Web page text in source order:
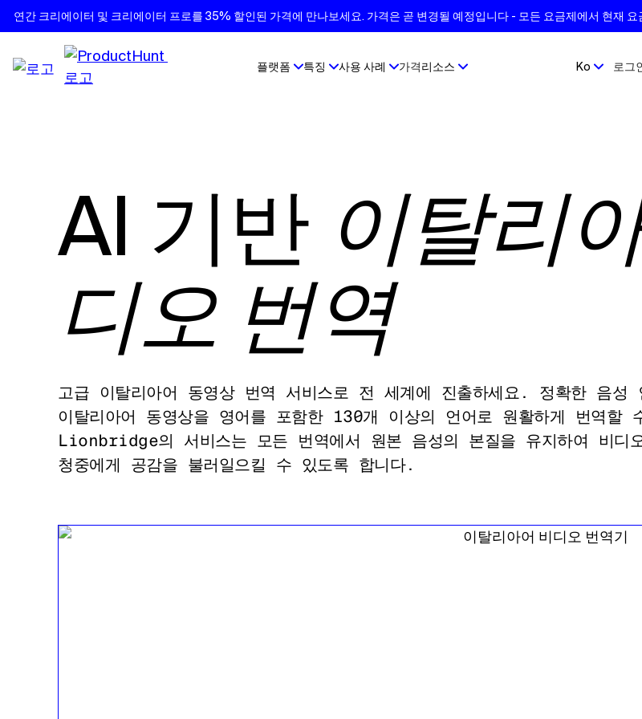
연간 크리에이터 및 크리에이터 프로를 35% 할인된 가격에 만나보세요. 가격은 곧 변경될 예정입니다 - 모든 요금제에서 현재 요
플랫폼 특징 사용 사례 가격리소스 Ko 로그
AI 기반 이탈리
디오 번역
고급 이탈리아어 동영상 번역 서비스로 전 세계에 진출하세요. 정확한 음성
이탈리아어 동영상을 영어를 포함한 130개 이상의 언어로 원활하게 번역할
Lionbridge의 서비스는 모든 번역에서 원본 음성의 본질을 유지하여 비디
청중에게 공감을 불러일으킬 수 있도록 합니다.